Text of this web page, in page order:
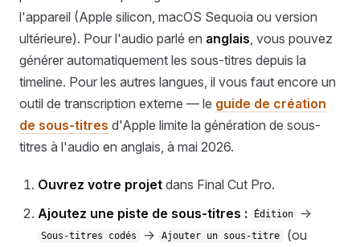
l'appareil (Apple silicon, macOS Sequoia ou version
ultérieure). Pour l'audio parlé en anglais , vous pouvez
générer automatiquement les sous-titres depuis la
timeline. Pour les autres langues, il vous faut encore un
outil de transcription externe — le guide de création
de sous-titres d'Apple limite la génération de sous-
titres à l'audio en anglais, à mai 2026.
Ouvrez votre projet dans Final Cut Pro.
Ajoutez une piste de sous-titres :
Édition →
Sous-titres codés → Ajouter un sous-titre
(ou